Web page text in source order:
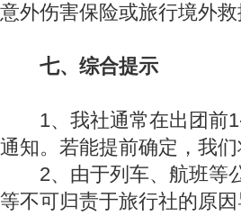
意外伤害保险或旅行境外救
七、综合提示
1、我社通常在出团前1-
通知。若能提前确定，我
2、由于列车、航班等公
等不可归责于旅行社的原